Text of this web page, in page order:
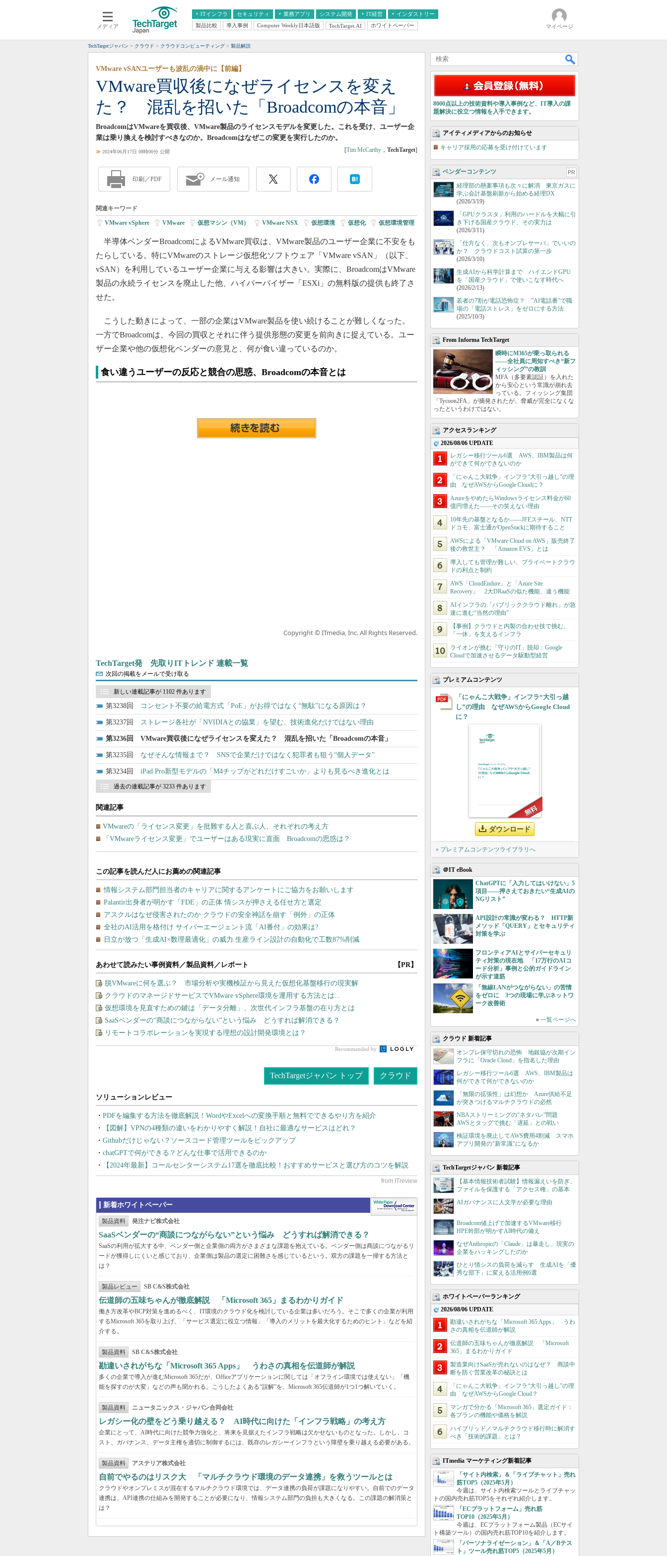
メディア
ITインフラ
クラウド
スマートモバイル
ネットワーク
システム運用管理
セキュリティ 業務アプリ
エンタープライズAI
ERP
CX
情報系システム
システム開発 IT経営
経営とIT
インダストリー
医療IT
製品比較 導入事例 Computer Weekly日本語版 TechTarget.AI ホワイトペーパー マイページ
TechTargetジャパン クラウド クラウドコンピューティング 製品解説
VMware買収後になぜライセンスを変え
た？ 混乱を招いた「Broadcomの本音」
VMware vSANユーザーも波乱の渦中に【前編】
BroadcomはVMwareを買収後、VMware製品のライセンスモデルを変更した。これを受け、ユーザー企
業は乗り換えを検討すべきなのか。Broadcomはなぜこの変更を実行したのか。
≫ 2024年06月17日 08時00分 公開 [Tim McCarthy ， TechTarget]
印刷／PDF メール通知
関連キーワード
VMware vSphere VMware 仮想マシン（VM） VMware NSX 仮想環境 仮想化| 仮想環境管理
半導体ベンダーBroadcomによるVMware買収は、VMware製品のユーザー企業に不安をも
たらしている。特にVMwareのストレージ仮想化ソフトウェア「VMware vSAN」（以下、
vSAN）を利用しているユーザー企業に与える影響は大きい。実際に、BroadcomはVMware
製品の永続ライセンスを廃止した他、ハイパーバイザー「ESXi」の無料版の提供も終了さ
せた。
こうした動きによって、一部の企業はVMware製品を使い続けることが難しくなった。
一方でBroadcomは、今回の買収とそれに伴う提供形態の変更を前向きに捉えている。ユー
ザー企業や他の仮想化ベンダーの意見と、何が食い違っているのか。
食い違うユーザーの反応と競合の思惑、Broadcomの本音とは
Copyright © ITmedia, Inc. All Rights Reserved.
TechTarget発 先取りITトレンド 連載一覧
次回の掲載をメールで受け取る
新しい連載記事が 1102 件あります
3238 コンセント不要の給電方式「PoE」がお得ではなく“無駄”になる原因は？
3237 ストレージ各社が「NVIDIAとの協業」を望む、技術進化だけではない理由
3236 VMware買収後になぜライセンスを変えた？ 混乱を招いた「Broadcomの本音」
3235 なぜそんな情報まで？ SNSで企業だけではなく犯罪者も狙う“個人データ”
3234 iPad Pro新型モデルの「M4チップがどれだけすごいか」よりも見るべき進化とは
過去の連載記事が 3233 件あります
関連記事
VMwareの「ライセンス変更」を批難する人と喜ぶ人、それぞれの考え方
「VMwareライセンス変更」でユーザーはある現実に直面 Broadcomの思惑は？
あわせて読みたい事例資料／製品資料／レポート 【PR】
脱VMwareに何を選ぶ？ 市場分析や実機検証から見えた仮想化基盤移行の現実解
クラウドのマネージドサービスでVMware vSphere環境を運用する方法とは...
仮想環境を見直すための鍵は「データ分離」、次世代インフラ基盤の在り方とは
SaaSベンダーの“商談につながらない”という悩み どうすれば解消できる？
リモートコラボレーションを実現する理想の設計開発環境とは？
Recommended by
TechTargetジャパン トップ クラウド
PDFを編集する方法を徹底解説！WordやExcelへの変換手順と無料でできるやり方を紹介
【図解】VPNの4種類の違いをわかりやすく解説！自社に最適なサービスはどれ？
Githubだけじゃない？ソースコード管理ツールをピックアップ
chatGPTで何ができる？どんな仕事で活用できるのか
【2024年最新】コールセンターシステム17選を徹底比較！おすすめサービスと選び方のコツを解説
新着ホワイトペーパー
製品資料 発注ナビ株式会社
SaaSベンダーの“商談につながらない”という悩み どうすれば解消できる？
SaaSの利用が拡大する中、ベンダー側と企業側の両方がさまざまな課題を抱えている。ベンダー側は商談につながるリ
ードが獲得しにくいと感じており、企業側は製品の選定に困難さを感じているという。双方の課題を一掃する方法と
は？
製品レビュー SB C&S株式会社
伝道師の五味ちゃんが徹底解説 「Microsoft 365」まるわかりガイド
働き方改革やBCP対策を進めるべく、IT環境のクラウド化を検討している企業は多いだろう。そこで多くの企業が利用
するMicrosoft 365を取り上げ、「サービス選定に役立つ情報」「導入のメリットを最大化するためのヒント」などを紹
介する。
製品資料 SB C&S株式会社
勘違いされがちな「Microsoft 365 Apps」 うわさの真相を伝道師が解説
多くの企業で導入が進むMicrosoft 365だが、Officeアプリケーションに関しては「オフライン環境では使えない」「機
能を探すのが大変」などの声も聞かれる。こうしたよくある“誤解”を、Microsoft 365伝道師が1つ1つ解いていく。
製品資料 ニュータニックス・ジャパン合同会社
レガシー化の壁をどう乗り越える？ AI時代に向けた「インフラ戦略」の考え方
企業にとって、AI時代に向けた競争力強化と、将来を見据えたインフラ戦略は欠かせないものとなった。しかし、コ
スト、ガバナンス、データ主権を適切に制御するには、既存のレガシーインフラという障壁を乗り越える必要がある。
製品資料 アステリア株式会社
自前でやるのはリスク大 「マルチクラウド環境のデータ連携」を救うツールとは
クラウドやオンプレミスが混在するマルチクラウド環境では、データ連携の負荷が課題になりやすい。自前でのデータ
連携は、API連携の仕組みを開発することが必要になり、情報システム部門の負担も大きくなる。この課題の解消策と
は？
8000点以上の技術資料や導入事例など、IT導入の課
題解決に役立つ情報を入手できます。
アイティメディアからのお知らせ
キャリア採用の応募を受け付けています
ベンダーコンテンツ PR
経理部の懸案事項も次々に解消 東京ガスに
学ぶ会計基盤刷新から始める経理DX
(2026/3/19)
「GPUクラスタ」利用のハードルを大幅に引
き下げる国産クラウド、その実力は
(2026/3/11)
「仕方なく、次もオンプレサーバ」でいいの
か？ クラウドコスト試算の第一歩
(2026/3/10)
生成AIから科学計算まで ハイエンドGPU
を「国産クラウド」で使いこなす時代へ
(2026/2/13)
若者の7割が電話恐怖症？ ”AI電話番”で職
場の「電話ストレス」をゼロにする方法
(2025/10/3)
From Informa TechTarget
瞬時にM365が乗っ取られる
――全社員に周知すべき“新フ
ィッシング”の教訓
MFA（多要素認証）を入れた
から安心という常識が崩れ去
っている。フィッシング集団
「Tycoon2FA」が摘発されたが、脅威が完全になくな
ったというわけではない。
アクセスランキング
2026/08/06 UPDATE
レガシー移行ツール6選 AWS、IBM製品は何
ができて何ができないのか
「にゃんこ大戦争」インフラ“大引っ越し”の理
由 なぜAWSからGoogle Cloudに？
AzureをやめたらWindowsライセンス料金が60
億円増えた――その笑えない理由
10年先の基盤となるか――JFEスチール、NTT
ドコモ、富士通がOpenStackに期待すること
AWSによる「VMware Cloud on AWS」販売終了
後の救世主？ 「Amazon EVS」とは
導入しても管理が難しい、プライベートクラウ
ドの利点と制約
AWS「CloudEndure」と「Azure Site
Recovery」 2大DRaaSの似た機能、違う機能
AIインフラの「パブリッククラウド離れ」が急
速に進む“当然の理由”
【事例】クラウドと内製の合わせ技で挑む、
「一休」を支えるインフラ
ライオンが挑む「守りのIT」脱却：Google
Cloudで加速させるデータ駆動型経営
プレミアムコンテンツ
「にゃんこ大戦争」インフラ“大引っ越
し”の理由 なぜAWSからGoogle Cloud
に？
ダウンロード
» プレミアムコンテンツライブラリへ
＠IT eBook
ChatGPTに「入力してはいけない」5
項目――押さえておきたい“生成AIの
NGリスト”
API設計の常識が変わる？ HTTP新
メソッド「QUERY」とセキュリティ
対策を学ぶ
フロンティアAIとサイバーセキュリ
ティ対策の現在地 「17万行のAIコ
ード分析」事例と公的ガイドライン
が示す道筋
「無線LANがつながらない」の苦情
をゼロに 3つの現場に学ぶネットワ
ーク改善術
» 一覧ページへ
クラウド 新着記事
オンプレ保守切れの恐怖 地銀協が次期イン
フラに「Oracle Cloud」を指名した理由
レガシー移行ツール6選 AWS、IBM製品は
何ができて何ができないのか
「無限の拡張性」は幻想か Azure供給不足
が突きつけるマルチクラウドの必然
NBAストリーミングの“ネタバレ”問題
AWSとタッグで挑む「遅延」との戦い
検証環境を廃止してAWS費用4割減 スマホ
アプリ開発の"新常識"になるか
TechTargetジャパン 新着記事
【基本情報技術者試験】情報漏えいを防ぎ、
ファイルを保護する「アクセス権」の基本
AIガバナンスに人文学が必要な理由
Broadcom値上げで加速するVMware移行
HPE幹部が明かすAI時代の備え
なぜAnthropicの「Claude」は暴走し、現実の
企業をハッキングしたのか
ひとり情シスの負荷を減らす 生成AIを「優
秀な部下」に変える活用例6選
ホワイトペーパーランキング
2026/08/06 UPDATE
勘違いされがちな「Microsoft 365 Apps」 うわ
さの真相を伝道師が解説
伝道師の五味ちゃんが徹底解説 「Microsoft
365」まるわかりガイド
製造業向けSaaSが売れないのはなぜ？ 商談中
断を防ぐ営業改革の秘訣とは
「にゃんこ大戦争」インフラ“大引っ越し”の理
由 なぜAWSからGoogle Cloud？
マンガで分かる「Microsoft 365」選定ガイド：
各プランの機能や価格を解説
ハイブリッド／マルチクラウド移行時に解消す
べき「技術的課題」とは？
ITmedia マーケティング新着記事
「サイト内検索」＆「ライブチャット」売れ
筋TOP5（2025年5月）
今週は、サイト内検索ツールとライブチャッ
トの国内売れ筋TOP5をそれぞれ紹介します。
「ECプラットフォーム」売れ筋
TOP10（2025年5月）
今週は、ECプラットフォーム製品（ECサイ
ト構築ツール）の国内売れ筋TOP10を紹介します。
「パーソナライゼーション」＆「A／Bテス
ト」ツール売れ筋TOP5（2025年5月）